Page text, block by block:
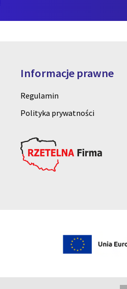
Informacje prawne
Regulamin
Polityka prywatności